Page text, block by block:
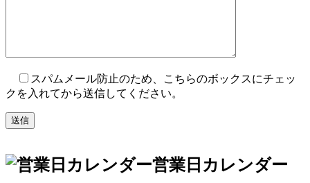
スパムメール防止のため、こちらのボックスにチェッ
クを入れてから送信してください。
営業日カレンダー